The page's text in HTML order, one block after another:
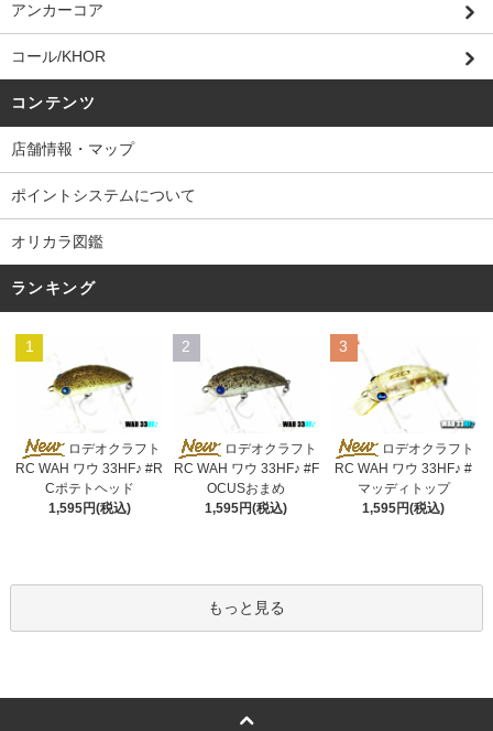
アンカーコア
コール/KHOR
コンテンツ
店舗情報・マップ
ポイントシステムについて
オリカラ図鑑
ランキング
1
ロデオクラフト
RC WAH ワウ 33HF♪ #R
Cポテトヘッド
1,595円(税込)
2
ロデオクラフト
RC WAH ワウ 33HF♪ #F
OCUSおまめ
1,595円(税込)
3
ロデオクラフト
RC WAH ワウ 33HF♪ #
マッディトップ
1,595円(税込)
もっと見る